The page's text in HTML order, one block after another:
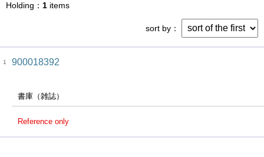
Holding 1 items
sort by
1 900018392
書庫（雑誌）
Reference only